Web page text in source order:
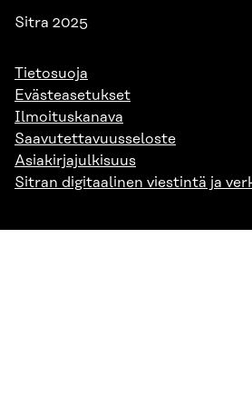
Sitra 2025
Tietosuoja
Evästeasetukset
Ilmoituskanava
Saavutettavuusseloste
Asiakirjajulkisuus
Sitran digitaalinen viestintä ja